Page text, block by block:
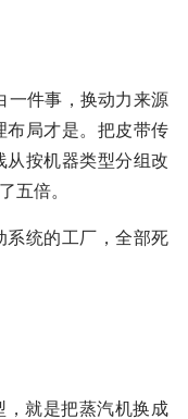
一件事，换动力来源
布局才是。把皮带传
按机器类型分组改
五倍。
系统的工厂，全部死
，就是把蒸汽机换成